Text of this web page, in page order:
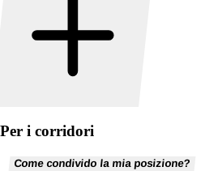
Per i corridori
Come condivido la mia posizione?